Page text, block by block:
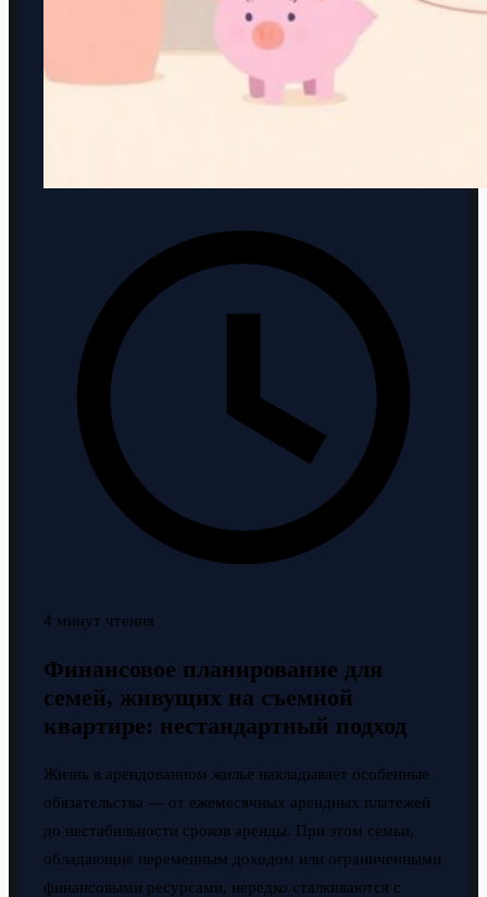
4 минут чтения
Финансовое планирование для
семей, живущих на съемной
квартире: нестандартный подход
Жизнь в арендованном жилье накладывает особенные
обязательства — от ежемесячных арендных платежей
до нестабильности сроков аренды. При этом семьи,
обладающие переменным доходом или ограниченными
финансовыми ресурсами, нередко сталкиваются с